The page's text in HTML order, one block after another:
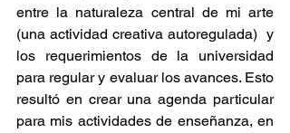
entre la naturaleza central de mi arte
(una actividad creativa autoregulada)  y
los requerimientos de la universidad
para regular y evaluar los avances. Esto
resultó en crear una agenda particular
para mis actividades de enseñanza, en